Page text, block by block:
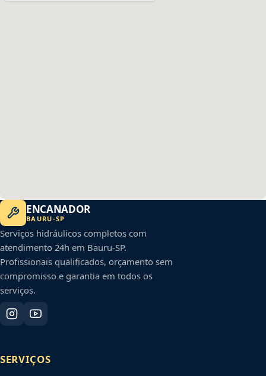
ENCANADOR
BAURU-SP
Serviços hidráulicos completos com
atendimento 24h em Bauru-SP.
Profissionais qualificados, orçamento sem
compromisso e garantia em todos os
serviços.
SERVIÇOS